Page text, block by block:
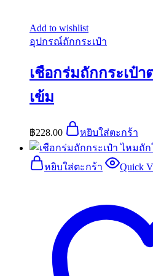
Add to wishlist
อุปกรณ์ถักกระเป๋า
เชือกร่มถักกระเป๋า
เข้ม
฿228.00 หยิบใส่ตะกร้า
หยิบใส่ตะกร้า Quick